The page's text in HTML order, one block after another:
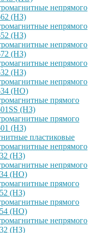
непрямого
(НЗ)
непрямого
(НЗ)
непрямого
(НЗ)
непрямого
(НЗ)
непрямого
(НО)
прямого
(НЗ)
прямого
(НЗ)
пластиковые
непрямого
(НЗ)
непрямого
(НО)
прямого
(НЗ)
прямого
(НО)
непрямого
(НЗ)